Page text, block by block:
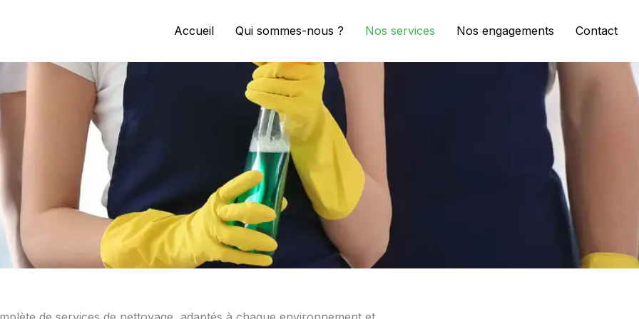
Accueil Qui sommes-nous ? Nos services Nos engagements Contact